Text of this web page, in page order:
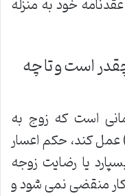
خود به منزله
است و تا چه
است که زوج به
عمل کند، حکم اعسار
یا رضایت زوجه
منقضی نمی شود و